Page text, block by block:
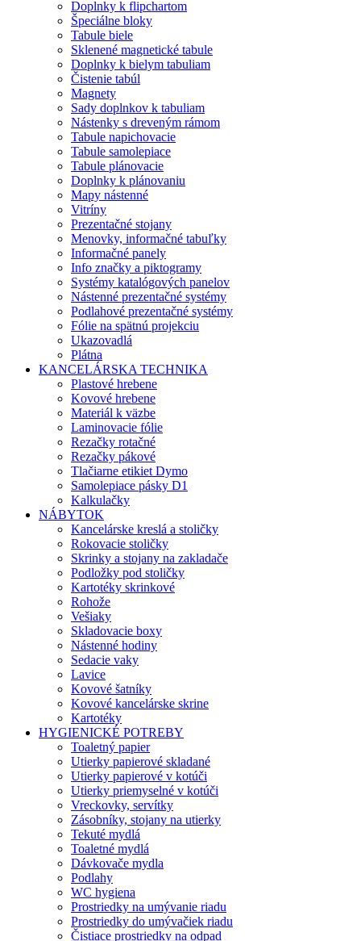
Doplnky k flipchartom
Špeciálne bloky
Tabule biele
Sklenené magnetické tabule
Doplnky k bielym tabuliam
Čistenie tabúl
Magnety
Sady doplnkov k tabuliam
Nástenky s dreveným rámom
Tabule napichovacie
Tabule samolepiace
Tabule plánovacie
Doplnky k plánovaniu
Mapy nástenné
Vitríny
Prezentačné stojany
Menovky, informačné tabuľky
Informačné panely
Info značky a piktogramy
Systémy katalógových panelov
Nástenné prezentačné systémy
Podlahové prezentačné systémy
Fólie na spätnú projekciu
Ukazovadlá
Plátna
KANCELÁRSKA TECHNIKA
Plastové hrebene
Kovové hrebene
Materiál k väzbe
Laminovacie fólie
Rezačky rotačné
Rezačky pákové
Tlačiarne etikiet Dymo
Samolepiace pásky D1
Kalkulačky
NÁBYTOK
Kancelárske kreslá a stoličky
Rokovacie stoličky
Skrinky a stojany na zakladače
Podložky pod stoličky
Kartotéky skrinkové
Rohože
Vešiaky
Skladovacie boxy
Nástenné hodiny
Sedacie vaky
Lavice
Kovové šatníky
Kovové kancelárske skrine
Kartotéky
HYGIENICKÉ POTREBY
Toaletný papier
Utierky papierové skladané
Utierky papierové v kotúči
Utierky priemyselné v kotúči
Vreckovky, servítky
Zásobníky, stojany na utierky
Tekuté mydlá
Toaletné mydlá
Dávkovače mydla
Podlahy
WC hygiena
Prostriedky na umývanie riadu
Prostriedky do umývačiek riadu
Čistiace prostriedky na odpad